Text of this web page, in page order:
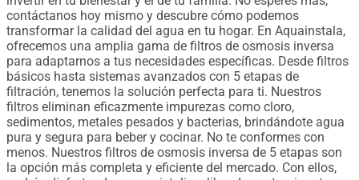
contáctanos hoy mismo y descubre cómo podemos
transformar la calidad del agua en tu hogar. En Aquainstala,
ofrecemos una amplia gama de filtros de osmosis inversa
para adaptarnos a tus necesidades específicas. Desde filtros
básicos hasta sistemas avanzados con 5 etapas de
filtración, tenemos la solución perfecta para ti. Nuestros
filtros eliminan eficazmente impurezas como cloro,
sedimentos, metales pesados ​​y bacterias, brindándote agua
pura y segura para beber y cocinar. No te conformes con
menos. Nuestros filtros de osmosis inversa de 5 etapas son
la opción más completa y eficiente del mercado. Con ellos,